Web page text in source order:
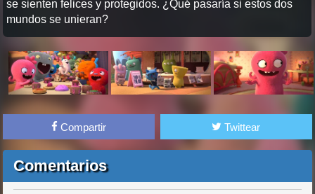
se sienten felices y protegidos. ¿Qué pasaría si estos dos
mundos se unieran?
Compartir Twittear
Comentarios